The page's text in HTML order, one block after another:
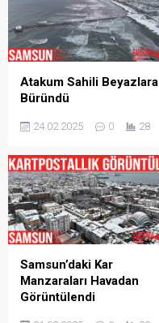
Atakum Sahili Beyazlara
Büründü
24.02.2025 0 28
Samsun’daki Kar
Manzaraları Havadan
Görüntülendi